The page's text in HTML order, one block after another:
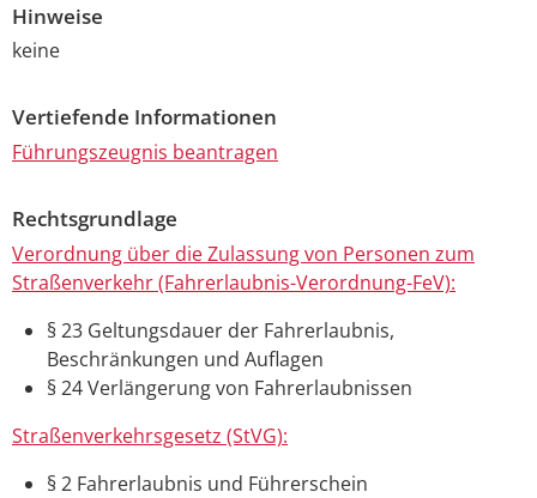
Hinweise
keine
Vertiefende Informationen
Führungszeugnis beantragen
Rechtsgrundlage
Verordnung über die Zulassung von Personen zum
Straßenverkehr (Fahrerlaubnis-Verordnung-FeV):
§ 23 Geltungsdauer der Fahrerlaubnis,
Beschränkungen und Auflagen
§ 24 Verlängerung von Fahrerlaubnissen
Straßenverkehrsgesetz (StVG):
§ 2 Fahrerlaubnis und Führerschein